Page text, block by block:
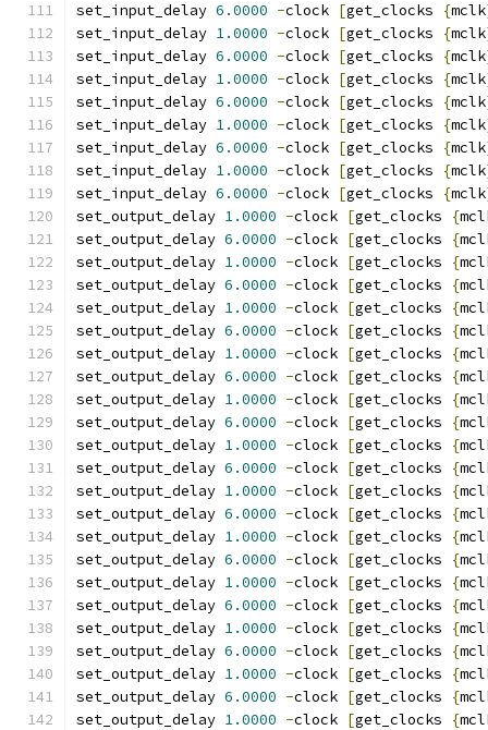
set_input_delay 6.0000 -clock [get_clocks {mclk
set_input_delay 1.0000 -clock [get_clocks {mclk
set_input_delay 6.0000 -clock [get_clocks {mclk
set_input_delay 1.0000 -clock [get_clocks {mclk
set_input_delay 6.0000 -clock [get_clocks {mclk
set_input_delay 1.0000 -clock [get_clocks {mclk
set_input_delay 6.0000 -clock [get_clocks {mclk
set_input_delay 1.0000 -clock [get_clocks {mclk
set_input_delay 6.0000 -clock [get_clocks {mclk
set_output_delay 1.0000 -clock [get_clocks {
set_output_delay 6.0000 -clock [get_clocks {
set_output_delay 1.0000 -clock [get_clocks {
set_output_delay 6.0000 -clock [get_clocks {
set_output_delay 1.0000 -clock [get_clocks {
set_output_delay 6.0000 -clock [get_clocks {
set_output_delay 1.0000 -clock [get_clocks {
set_output_delay 6.0000 -clock [get_clocks {
set_output_delay 1.0000 -clock [get_clocks {
set_output_delay 6.0000 -clock [get_clocks {
set_output_delay 1.0000 -clock [get_clocks {
set_output_delay 6.0000 -clock [get_clocks {
set_output_delay 1.0000 -clock [get_clocks {
set_output_delay 6.0000 -clock [get_clocks {
set_output_delay 1.0000 -clock [get_clocks {
set_output_delay 6.0000 -clock [get_clocks {
set_output_delay 1.0000 -clock [get_clocks {
set_output_delay 6.0000 -clock [get_clocks {
set_output_delay 1.0000 -clock [get_clocks {
set_output_delay 6.0000 -clock [get_clocks {
set_output_delay 1.0000 -clock [get_clocks {
set_output_delay 6.0000 -clock [get_clocks {
set_output_delay 1.0000 -clock [get_clocks {